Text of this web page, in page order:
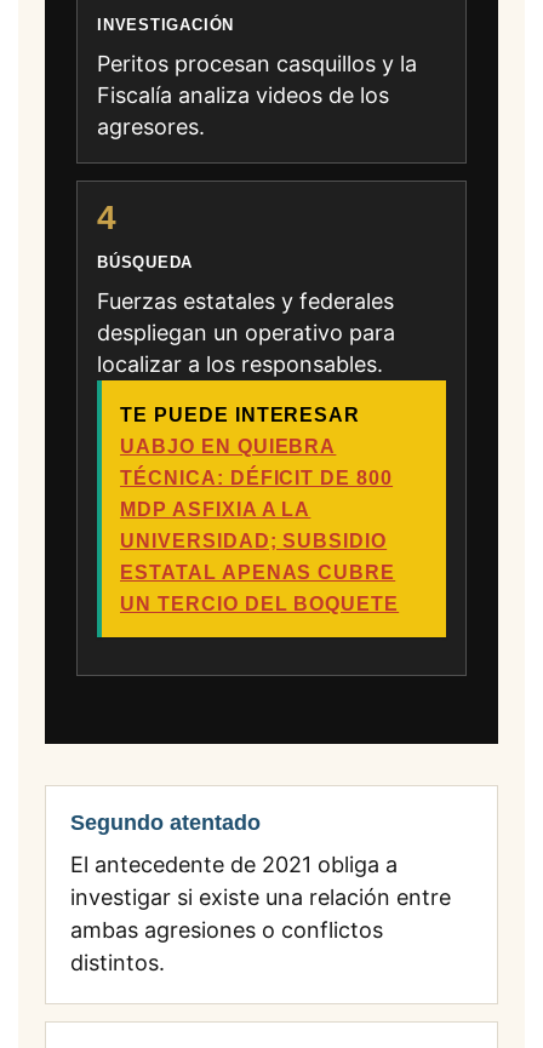
INVESTIGACIÓN
Peritos procesan casquillos y la
Fiscalía analiza videos de los
agresores.
4
BÚSQUEDA
Fuerzas estatales y federales
despliegan un operativo para
localizar a los responsables.
TE PUEDE INTERESAR
UABJO EN QUIEBRA
TÉCNICA: DÉFICIT DE 800
MDP ASFIXIA A LA
UNIVERSIDAD; SUBSIDIO
ESTATAL APENAS CUBRE
UN TERCIO DEL BOQUETE
Segundo atentado
El antecedente de 2021 obliga a
investigar si existe una relación entre
ambas agresiones o conflictos
distintos.